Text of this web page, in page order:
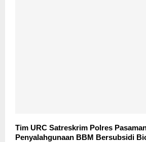
Tim URC Satreskrim Polres
Penyalahgunaan BBM Bersubsidi